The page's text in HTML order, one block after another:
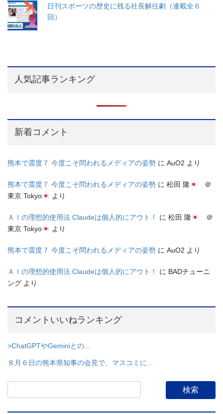
日刊スポーツの歴史に残る社長解任劇（連載全６
回）
人気記事ランキング
新着コメント
熊本で震度７ 今度こそ問われるメディアの姿勢 に AuO2 より
熊本で震度７ 今度こそ問われるメディアの姿勢 に 松田 隆
＠
東京 Tokyo
より
ＡＩの理想的使用法 Claudeは個人的にアウト！ に 松田 隆
＠
東京 Tokyo
より
熊本で震度７ 今度こそ問われるメディアの姿勢 に AuO2 より
ＡＩの理想的使用法 Claudeは個人的にアウト！ に BADチューニ
ング より
コメントいいねランキング
>ChatGPTやGeminiとの...
８月６日の熊本県知事の会見で、マスコミに...